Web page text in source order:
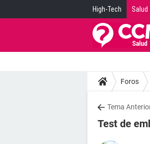
High-Tech Salud
Foros
Tema
Test de